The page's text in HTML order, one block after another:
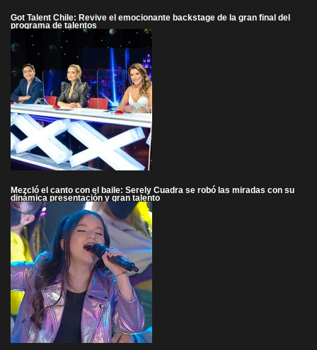
Got Talent Chile: Revive el emocionante backstage de la gran final del
programa de talentos
Mezcló el canto con el baile: Serely Cuadra se robó las miradas con su
dinámica presentación y gran talento